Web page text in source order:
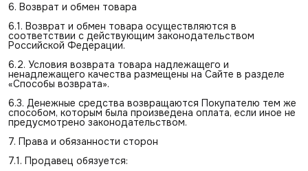
6. Возврат и обмен товара
6.1. Возврат и обмен товара осуществляются в
соответствии с действующим законодательством
Российской Федерации.
6.2. Условия возврата товара надлежащего и
ненадлежащего качества размещены на Сайте в разделе
«Способы возврата».
6.3. Денежные средства возвращаются Покупателю тем же
способом, которым была произведена оплата, если иное не
предусмотрено законодательством.
7. Права и обязанности сторон
7.1. Продавец обязуется: